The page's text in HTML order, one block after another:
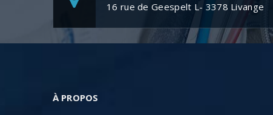
16 rue de Geespelt L- 3378 Livange
À PROPOS